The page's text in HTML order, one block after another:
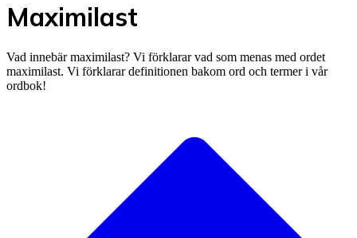
Maximilast
Vad innebär maximilast? Vi förklarar vad som menas med ordet
maximilast. Vi förklarar definitionen bakom ord och termer i vår
ordbok!